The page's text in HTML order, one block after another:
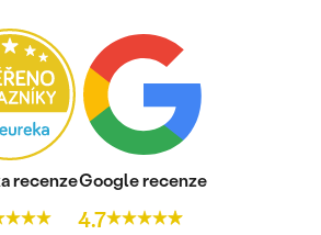
recenzeGoogle recenze
4.7